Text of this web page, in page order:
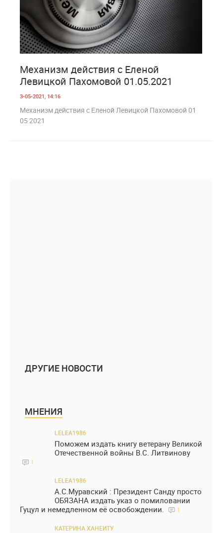
Механизм действия с Еленой
Левицкой Пахомовой 01.05.2021
3-05-2021, 14:16
Механизм действия с Еленой Левицкой Пахомовой 01
05 2021
ДРУГИЕ НОВОСТИ
МНЕНИЯ
LELEA1986
Поможем издать книгу ветерану Великой
Отечественной войны В.С. Литвинову
1
LELEA1986
А.С.Муравский : Президент Санду просто
ОБЯЗАНА издать указ о помиловании
Гуцул и немедленном её освобождении.
1
КАТЕРИНА ХАНЕИТУ